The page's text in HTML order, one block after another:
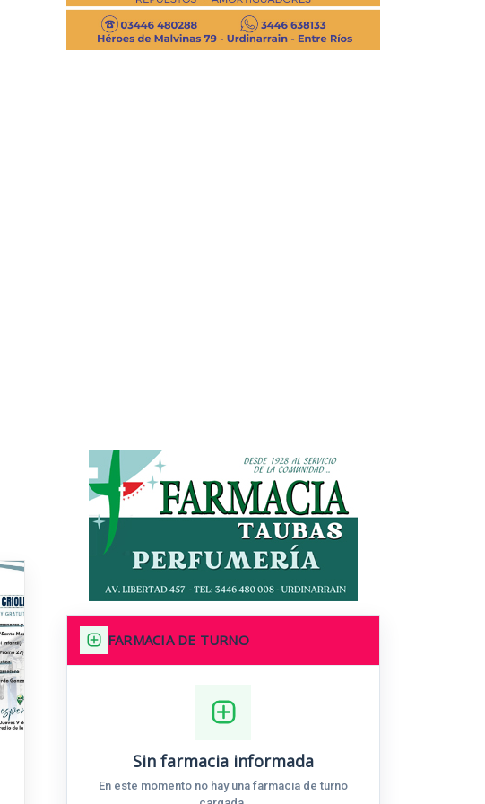
FARMACIA DE TURNO
Sin farmacia informada
En este momento no hay una farmacia de turno